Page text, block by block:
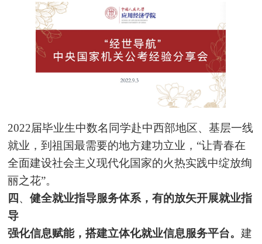
2022届毕业生中数名同学赴中西部地区、基层一线
就业，到祖国最需要的地方建功立业，“让青春在
全面建设社会主义现代化国家的火热实践中绽放绚
丽之花”。
四 、健全就业指导服务体系，有的放矢开展就业指
导
强化信息赋能，搭建立体化就业信息服务平台。建